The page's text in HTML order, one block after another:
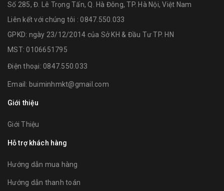
Số 285, Đ. Lê Trọng Tấn, Q. Hà Đông, TP. Hà Nội, Việt Nam
Liên kết với chúng tôi : 0847.550.033
GPKD: ngày 23/12/2014 của Sở KH & Đầu Tư TP. HN
MST: 0106651795
Điện thoại: 0847.550.033
Email: buiminhmkt@gmail.com
Giới thiệu
Giới Thiệu
Hỗ trợ khách hàng
Hướng dẫn mua hàng
Hướng dẫn thanh toán